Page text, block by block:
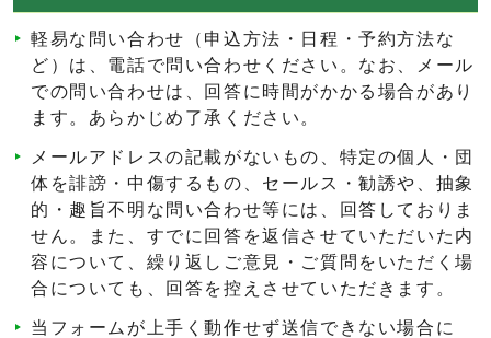
軽易な問い合わせ（申込方法・日程・予約方法な
ど）は、電話で問い合わせください。なお、メール
での問い合わせは、回答に時間がかかる場合があり
ます。あらかじめ了承ください。
メールアドレスの記載がないもの、特定の個人・団
体を誹謗・中傷するもの、セールス・勧誘や、抽象
的・趣旨不明な問い合わせ等には、回答しておりま
せん。また、すでに回答を返信させていただいた内
容について、繰り返しご意見・ご質問をいただく場
合についても、回答を控えさせていただきます。
当フォームが上手く動作せず送信できない場合に